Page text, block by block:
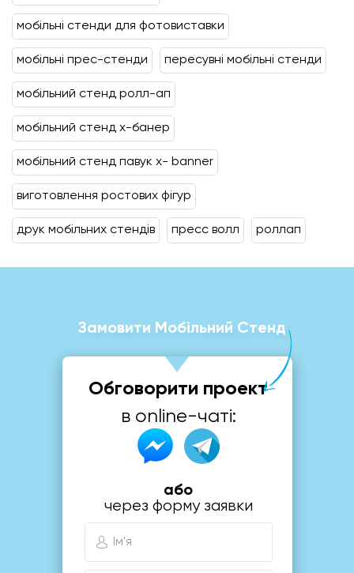
мобільні стенди для фотовиставки
мобільні прес-стенди пересувні мобільні стенди
мобільний стенд ролл-ап
мобільний стенд х-банер
мобільний стенд павук x- banner
виготовлення ростових фігур
друк мобільних стендів пресс волл роллап
Замовити Мобільний Стенд
Обговорити проект
в online-чаті:
або
через форму заявки